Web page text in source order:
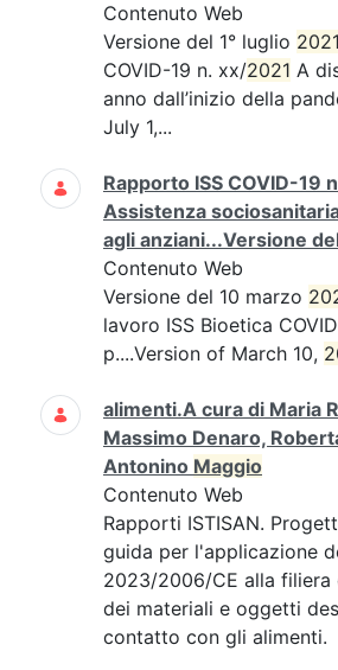
Contenuto Web
Versione del 1° luglio 2021
COVID-19 n. xx/2021 A
anno dall’inizio della
July 1,...
Rapporto ISS COVID-19
Assistenza
agli anziani...Versione
Contenuto Web
Versione del 10 marzo
lavoro ISS Bioetica
p....Version of March 10,
alimenti.A cura di Maria
Massimo Denaro,
Antonino Maggio
Contenuto Web
Rapporti ISTISAN.
guida per l'applicazione
2023/2006/CE alla filiera
dei materiali e oggetti
contatto con gli alimenti.